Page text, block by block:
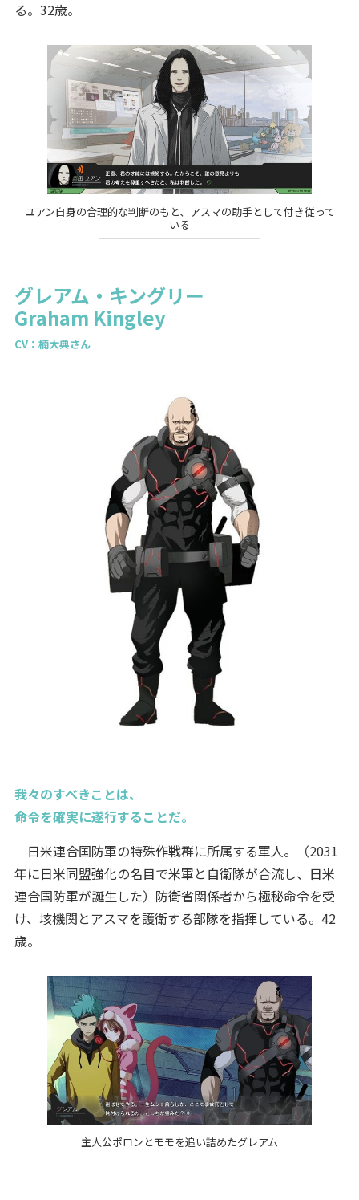
る。32歳。
ユアン自身の合理的な判断のもと、アスマの助手として付き従って
いる
グレアム・キングリー
Graham Kingley
CV：楠大典さん
我々のすべきことは、
命令を確実に遂行することだ。
日米連合国防軍の特殊作戦群に所属する軍人。（2031
年に日米同盟強化の名目で米軍と自衛隊が合流し、日米
連合国防軍が誕生した）防衛省関係者から極秘命令を受
け、垓機関とアスマを護衛する部隊を指揮している。42
歳。
主人公ポロンとモモを追い詰めたグレアム